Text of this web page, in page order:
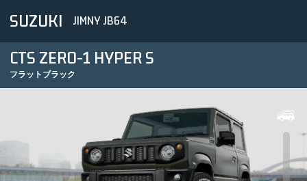
SUZUKI JIMNY JB64
CTS ZERO-1 HYPER S
フラットブラック